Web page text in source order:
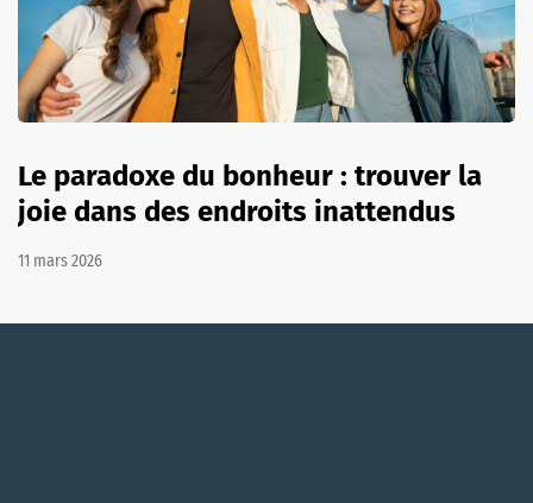
Le paradoxe du bonheur : trouver la
joie dans des endroits inattendus
11 mars 2026